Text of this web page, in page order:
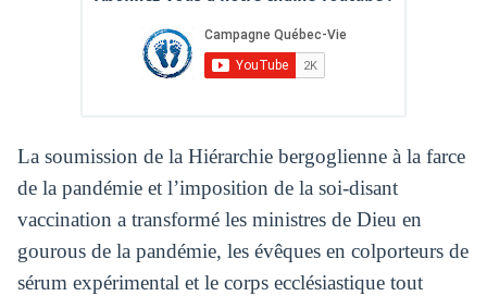
La soumission de la Hiérarchie bergoglienne à la farce
de la pandémie et l’imposition de la soi-disant
vaccination a transformé les ministres de Dieu en
gourous de la pandémie, les évêques en colporteurs de
sérum expérimental et le corps ecclésiastique tout